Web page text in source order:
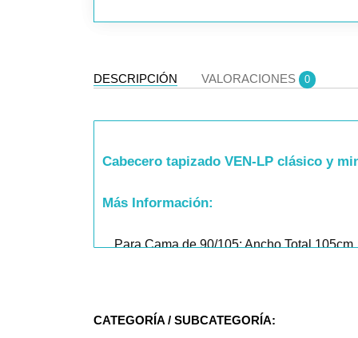
DESCRIPCIÓN VALORACIONES 0
Cabecero tapizado VEN-LP clásico y
Más Información:
Para Cama de 90/105: Ancho Total
Para Cama de 150: Ancho Total 160cm,
CATEGORÍA / SUBCATEGORÍA: